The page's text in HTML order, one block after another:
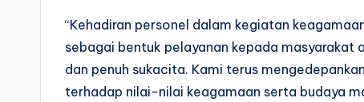
“Kehadiran personel dalam kegiatan
sebagai bentuk pelayanan kepada
dan penuh sukacita. Kami terus
terhadap nilai-nilai keagamaan serta budaya